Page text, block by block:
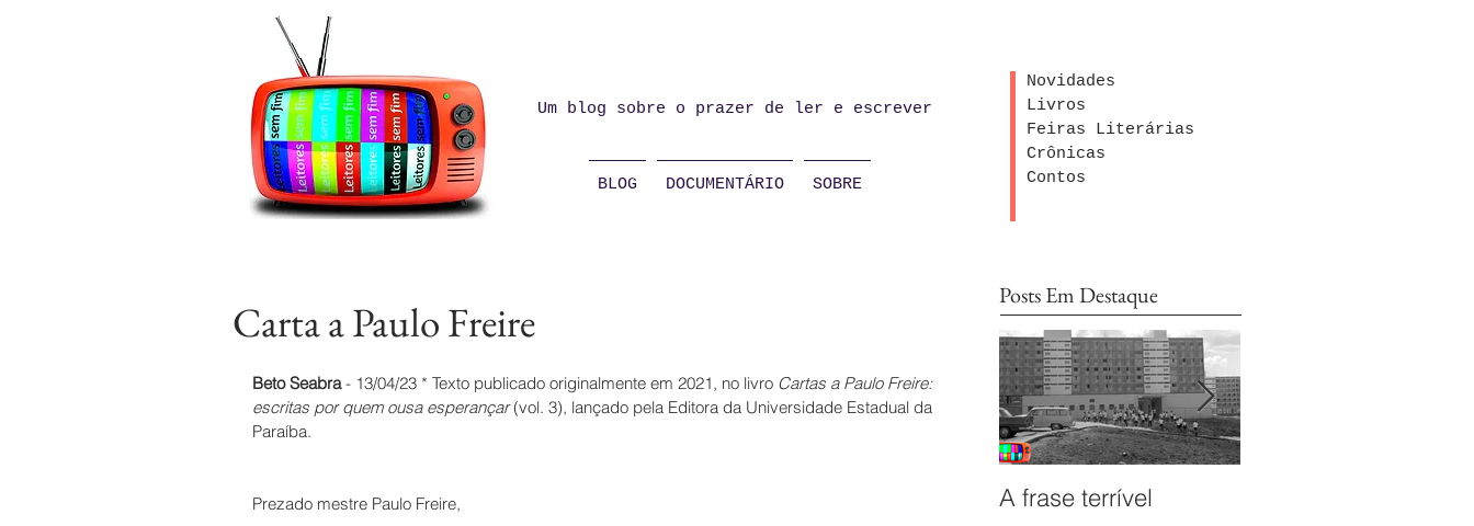
Um blog sobre o prazer de ler e escrever
BLOG DOCUMENTÁRIO SOBRE
Novidades
Livros
Feiras Literárias
Crônicas
Contos
Carta a Paulo Freire
Beto Seabra - 13/04/23 * Texto publicado originalmente em 2021, no livro Cartas a Paulo Freire:
escritas por quem ousa esperançar (vol. 3), lançado pela Editora da Universidade Estadual da
Paraíba.
Prezado mestre Paulo Freire,
Posts Em Destaque
A frase terrível